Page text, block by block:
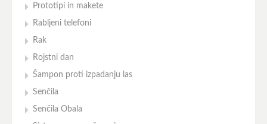
Prototipi in makete
Rabljeni telefoni
Rak
Rojstni dan
Šampon proti izpadanju las
Senčila
Senčila Obala